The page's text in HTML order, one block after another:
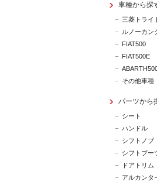
車種から探
三菱トライ
ルノーカン
FIAT500
FIAT500E
その他車種
パーツから
シート
ハンドル
シフトノブ
シフトブー
ドアトリム
アルカンタ